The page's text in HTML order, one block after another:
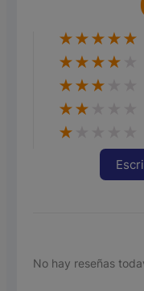
★★★★★
★★★★
★★★
★★
★
No hay reseñas